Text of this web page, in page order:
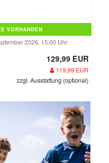
VORHANDEN
2026, 15:00 Uhr
129,99 EUR
119,99 EUR
zzgl. Ausstattung (optional)